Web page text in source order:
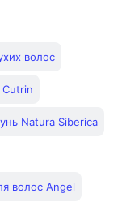
волос
Natura Siberica
волос Angel